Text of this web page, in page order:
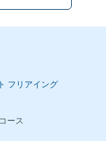
フリアイング
ース